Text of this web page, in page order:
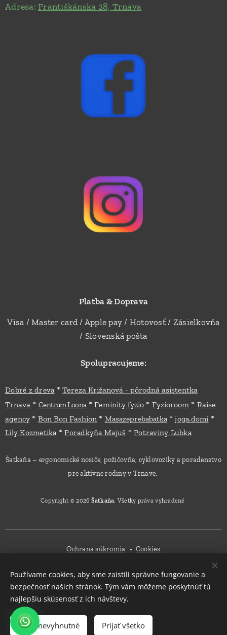
Do košíka
Adresa:Františkánska 28, Trnava
Platba & Doprava
Visa / Master card / Apple pay / Hotovosť / Zásielkovňa
/ Slovenská pošta
Spolupracujeme:
Dobré z dreva*Tereza Križanová - pôrodná asistentka
Trnava * Centrum Loona *Feminity fyzio * Fyzioroom* Raise
agency * Bon Bon Fashion* Masazeprebabatka*joga.domi *
Lily Kozmetika*Poradkyňa Majuš *Potraviny Ľubka
Šatkaňa – ergonomické nosiče, požičovňa, cyklovozíky a poradenstvo
pre aktívne rodiny v Trnave.
Copyright © 2026 Šatkaňa. Všetky práva vyhradené
Ochrana súkromia Cookies
Mena
EUR €
CZK Kč
Používame cookies, aby sme zaistili správne fungovanie a
bezpečnosť našich stránok. Tým vám môžeme poskytnúť tú
najlepšiu skúsenosť z ich návštevy.
Prijať nevyhnutné Prijať všetko